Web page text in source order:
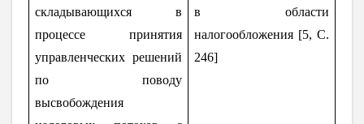
складывающихся в
процессе принятия
управленческих решений
по поводу
высвобождения
в области
налогообложения [5, C.
246]